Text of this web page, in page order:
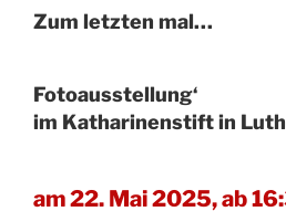
Zum letzten mal…
Fotoausstellung‘
im Katharinenstift in
am 22. Mai 2025, ab